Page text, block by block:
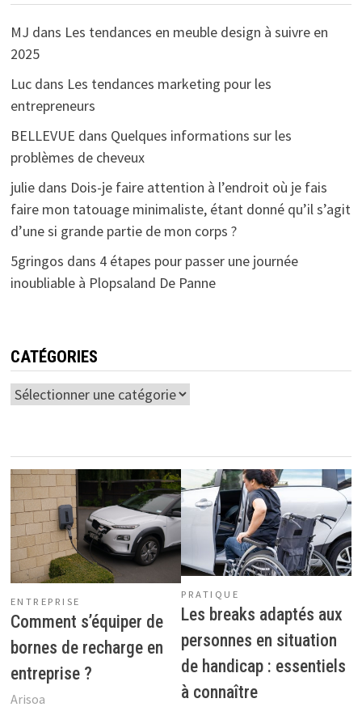
MJ dans Les tendances en meuble design à suivre en
2025
Lucdans Les tendances marketing pour les
entrepreneurs
BELLEVUE dans Quelques informations sur les
problèmes de cheveux
juliedans Dois-je faire attention à l’endroit où je fais
faire mon tatouage minimaliste, étant donné qu’il s’agit
d’une si grande partie de mon corps ?
5gringos dans 4 étapes pour passer une journée
inoubliable à Plopsaland De Panne
CATÉGORIES
Catégories
ENTREPRISE
Comment s’équiper de
bornes de recharge en
entreprise ?
Arisoa
PRATIQUE
Les breaks adaptés aux
personnes en situation
de handicap : essentiels
à connaître